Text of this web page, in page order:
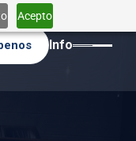
Acepto
Info